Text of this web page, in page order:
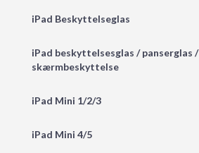
iPad Beskyttelseglas
iPad beskyttelsesglas / panserglas /
skærmbeskyttelse
iPad Mini 1/2/3
iPad Mini 4/5